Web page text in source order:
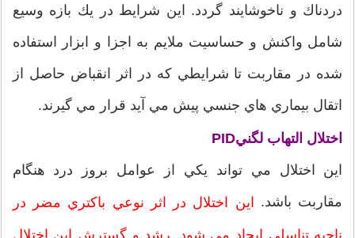
دردناك و ناخوشايند گردد. اين شرايط در يك بازه وسيع
شامل واكنش و حساسيت ملايم به اجزا و ابزار استفاده
شده در مقاربت تا شرايطي كه در اثر انقباض حاصل از
اتقال بيماري هاي جنسي پيش مي آيد قرار مي گيرند.
اختلال التهاب لگنيPID
اين اختلال مي تواند يكي از عوامل بروز درد هنگام
مقاربت باشد.
اين اختلال در اثر نوعي باكتري مضر در